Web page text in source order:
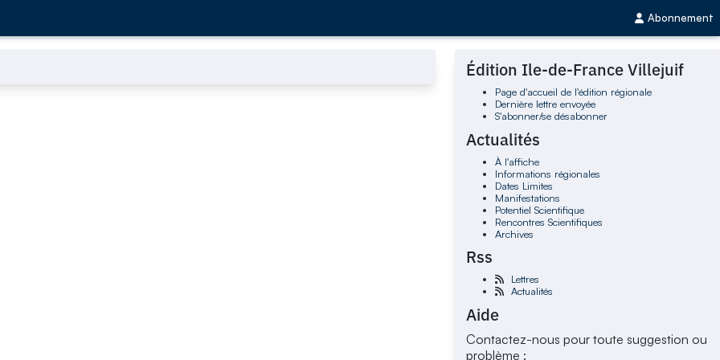
Abonnement
Édition Ile-de-France Villejuif
Page d'accueil de l'édition régionale
Dernière lettre envoyée
S'abonner/se désabonner
Actualités
À l'affiche
Informations régionales
Dates Limites
Manifestations
Potentiel Scientifique
Rencontres Scientifiques
Archives
Rss
Lettres
Actualités
Aide
Contactez-nous pour toute suggestion ou
problème :